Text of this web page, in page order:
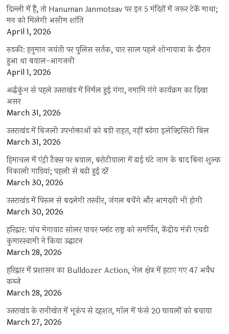
दिल्ली में हैं, तो Hanuman Janmotsav पर इन 5 मंदिरों में जरूर टेकें माथा;
मन को मिलेगी असीम शांति
April 1, 2026
रुड़की: हनुमान जयंती पर पुलिस सर्तक, चार साल पहले शोभायात्रा के दौरान
हुआ था बवाल-आगजनी
April 1, 2026
अर्द्धकुंभ से पहले उत्तराखंड में निर्मल हुई गंगा, नमामि गंगे कार्यक्रम का दिखा
असर
March 31, 2026
उत्तराखंड में बिजली उपभोक्ताओं को बड़ी राहत, नहीं बढ़ेगा इलेक्ट्रिसिटी बिल
March 31, 2026
हिमाचल में एंट्री टैक्स पर बवाल, बरोटीवाला में ढाई घंटे जाम के बाद बिना शुल्क
निकाली गाड़ियां; पहली से बढ़ी हुई दरें
March 30, 2026
उत्तराखंड में पिरुल से बदलेगी तस्वीर, जंगल बचेंगे और आमदनी भी होगी
March 30, 2026
हरिद्वार: पांच मेगावाट सोलर पावर प्लांट राष्ट्र को समर्पित, केंद्रीय मंत्री एचडी
कुमारस्वामी ने किया उद्घाटन
March 28, 2026
हरिद्वार में प्रशासन का Bulldozer Action, भेल क्षेत्र में हटाए गए 47 अवैध
कब्जे
March 28, 2026
उत्तराखंड के रानीखेत में भूकंप से दहशत, मॉल में फंसे 20 घायलों को बचाया
March 27, 2026